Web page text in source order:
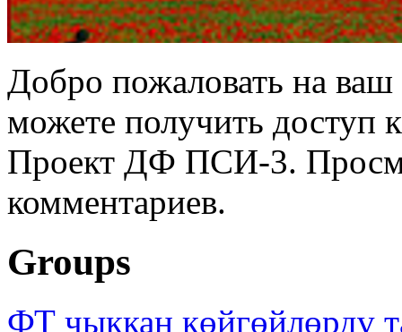
Добро пожаловать на
можете получить доступ
Проект ДФ ПСИ-3.
комментариев.
Groups
ФТ чыккан көйгөйлөрдү